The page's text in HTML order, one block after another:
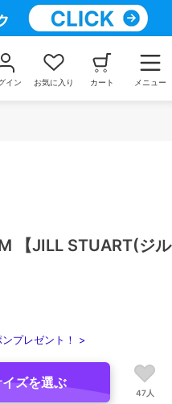
イン お気に入り カート メニュー
【JILL STUART(ジル
ンプレゼント！ >
ズを選ぶ
47人